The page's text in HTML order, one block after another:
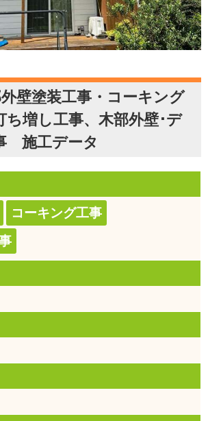
壁塗装工事・コーキング
ち増し工事、木部外壁･デ
施工データ
コーキング工事